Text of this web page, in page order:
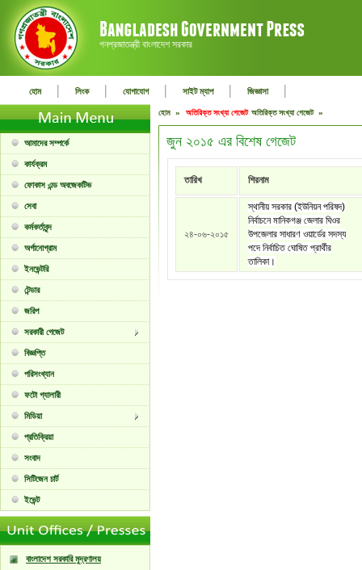
গনপ্রজাতন্ত্রী বাংলাদেশ সরকার
হোম | লিংক | যোগাযোগ | সাইট ম্যাপ | জিজ্ঞাসা |
আমাদের সম্পর্কে
কার্যক্রম
ফোকাস এন্ড অবজেকটিভ
সেবা
কর্মকর্তাবৃন্দ
অর্গানোগ্রাম
ইনভেন্টরি
টেন্ডার
জরিপ
সরকারী গেজেট
বিজ্ঞপ্তি
পরিসংখ্যান
ফটো গ্যালারী
মিডিয়া
প্রতিক্রিয়া
সংবাদ
সিটিজেন চার্ট
ইভেন্ট
বাংলাদেশ সরকারি মুদ্রণালয়
হোম » অতিরিক্ত সংখ্যা গেজেট অতিরিক্ত সংখ্যা গেজেট »
জুন ২০১৫ এর বিশেষ গেজেট
তারিখ শিরনাম
২৪-০৬-২০১৫
স্থানীয় সরকার (ইউনিয়ন পরিষদ)
নির্বাচনে মানিকগঞ্জ জেলার ঘিওর
উপজেলার সাধারণ ওয়ার্ডের সদস্য
পদে নির্বাচিত ঘোষিত প্রার্থীর
তালিকা।